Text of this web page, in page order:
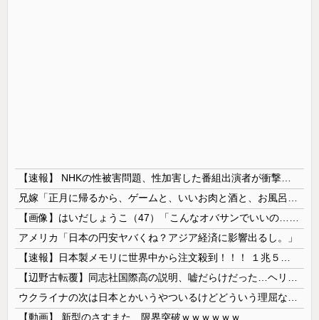
アメリカ「日本の円安ヤバくね？アジア経済に影響出るし。」
【動画】 新型のさすまた、限界突破ｗｗｗｗｗｗ